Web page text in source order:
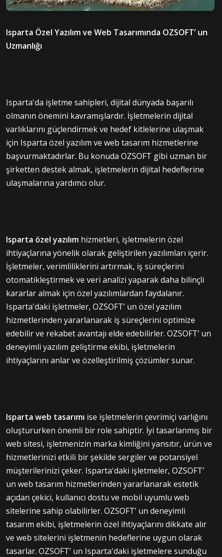
Isparta Özel Yazılım ve Web Tasarımında OZSOFT’ un
Uzmanlığı
Isparta'da işletme sahipleri, dijital dünyada başarılı
olmanın önemini kavramışlardır. İşletmelerin dijital
varlıklarını güçlendirmek ve hedef kitlelerine ulaşmak
için Isparta özel yazılım ve web tasarım hizmetlerine
başvurmaktadırlar. Bu konuda OZSOFT gibi uzman bir
şirketten destek almak, işletmelerin dijital hedeflerine
ulaşmalarına yardımcı olur.
Isparta özel yazılım hizmetleri, işletmelerin özel
ihtiyaçlarına yönelik olarak geliştirilen yazılımları içerir.
İşletmeler, verimliliklerini artırmak, iş süreçlerini
otomatikleştirmek ve veri analizi yaparak daha bilinçli
kararlar almak için özel yazılımlardan faydalanır.
Isparta'daki işletmeler, OZSOFT’ un özel yazılım
hizmetlerinden yararlanarak iş süreçlerini optimize
edebilir ve rekabet avantajı elde edebilirler. OZSOFT’ un
deneyimli yazılım geliştirme ekibi, işletmelerin
ihtiyaçlarını anlar ve özelleştirilmiş çözümler sunar.
Isparta web tasarımı ise işletmelerin çevrimiçi varlığını
oluştururken önemli bir role sahiptir. İyi tasarlanmış bir
web sitesi, işletmenizin marka kimliğini yansıtır, ürün ve
hizmetlerinizi etkili bir şekilde sergiler ve potansiyel
müşterilerinizi çeker. Isparta'daki işletmeler, OZSOFT’
un web tasarım hizmetlerinden yararlanarak estetik
açıdan çekici, kullanıcı dostu ve mobil uyumlu web
sitelerine sahip olabilirler. OZSOFT’ un deneyimli
tasarım ekibi, işletmelerin özel ihtiyaçlarını dikkate alır
ve web sitelerini işletmenin hedeflerine uygun olarak
tasarlar. OZSOFT’ un Isparta'daki işletmelere sunduğu